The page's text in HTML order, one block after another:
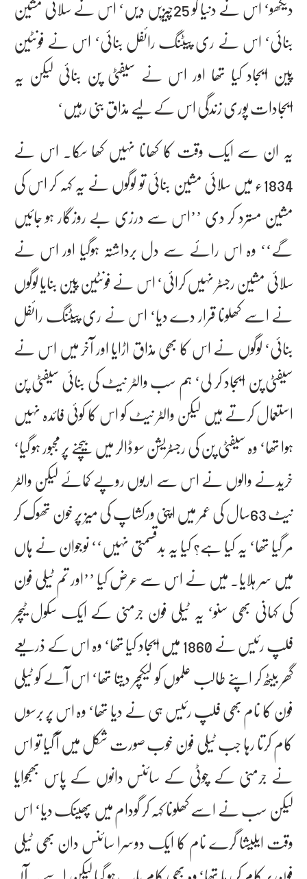
دیکھو‘ اس نے دنیا کو 25چیزیں دیں‘ اس نے سلائی مشین
بنائی‘ اس نے ری پیٹنگ رائفل بنائی‘ اس نے فونٹین
پین ایجاد کیا تھا اور اس نے سیفٹی پن بنائی لیکن یہ
ایجادات پوری زندگی اس کے لیے مذاق بنی رہیں‘
یہ ان سے ایک وقت کا کھانا نہیں کھا سکا۔ اس نے
1834ء میں سلائی مشین بنائی تو لوگوں نے یہ کہہ کر اس کی
مشین مسترد کر دی ’’اس سے درزی بے روزگار ہو جائیں
گے‘‘ وہ اس رائے سے دل برداشتہ ہوگیا اور اس نے
سلائی مشین رجسٹر نہیں کرائی‘ اس نے فونٹین پین بنایا لوگوں
نے اسے کھلونا قرار دے دیا‘ اس نے ری پیٹنگ رائفل
بنائی‘ لوگوں نے اس کا بھی مذاق اڑایا اور آخر میں اس نے
سیفٹی پن ایجاد کر لی‘ ہم سب والٹر نیٹ کی بنائی سیفٹی پن
استعمال کرتے ہیں لیکن والٹر نیٹ کو اس کا کوئی فائدہ نہیں
ہوا تھا‘ وہ سیفٹی پن کی رجسٹریشن سو ڈالر میں بیچنے پر مجبور ہو گیا‘
خریدنے والوں نے اس سے اربوں روپے کمائے لیکن والٹر
نیٹ 63سال کی عمر میں اپنی ورکشاپ کی میز پر خون تھوک کر
مر گیا تھا‘ یہ کیا ہے؟ کیا یہ بدقسمتی نہیں‘‘ نوجوان نے ہاں
میں سر ہلایا۔ میں نے اس سے عرض کیا ’’اور تم ٹیلی فون
کی کہانی بھی سنو‘ یہ ٹیلی فون جرمنی کے ایک سکول ٹیچر
فلپ رئیس نے 1860 میں ایجاد کیا تھا‘ وہ اس کے ذریعے
گھر بیٹھ کر اپنے طالب علموں کو لیکچر دیتا تھا‘ اس آلے کو ٹیلی
فون کا نام بھی فلپ رئیس ہی نے دیا تھا‘ وہ اس پر برسوں
کام کرتا رہا جب ٹیلی فون خوب صورت شکل میں آ گیا تو اس
نے جرمنی کے چوٹی کے سائنس دانوں کے پاس بھجوایا
لیکن سب نے اسے کھلونا کہہ کر گودام میں پھینک دیا‘ اس
وقت ایلیشا گرے نام کا ایک دوسرا سائنس دان بھی ٹیلی